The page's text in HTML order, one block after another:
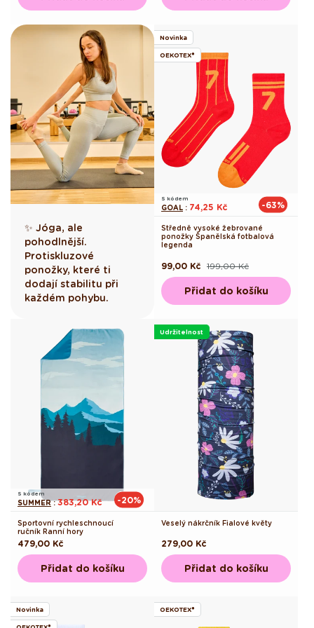
✨ Jóga, ale
pohodlnější.
Protiskluzové
ponožky, které ti
dodají stabilitu při
každém pohybu.
Novinka
OEKOTEX®
S kódem
GOAL : 74,25 Kč -63%
Středně vysoké žebrované
ponožky Španělská fotbalová
legenda
Běžná
cena
199,00 Kč
Výprodejová
cena
99,00 Kč
Přidat do košíku
S kódem
SUMMER:383,20 Kč -20%
Sportovní rychleschnoucí
ručník Ranní hory
Běžná
cena
479,00 Kč
Přidat do košíku
Udržitelnost
Veselý nákrčník Fialové květy
Běžná
cena
279,00 Kč
Přidat do košíku
Novinka OEKOTEX®